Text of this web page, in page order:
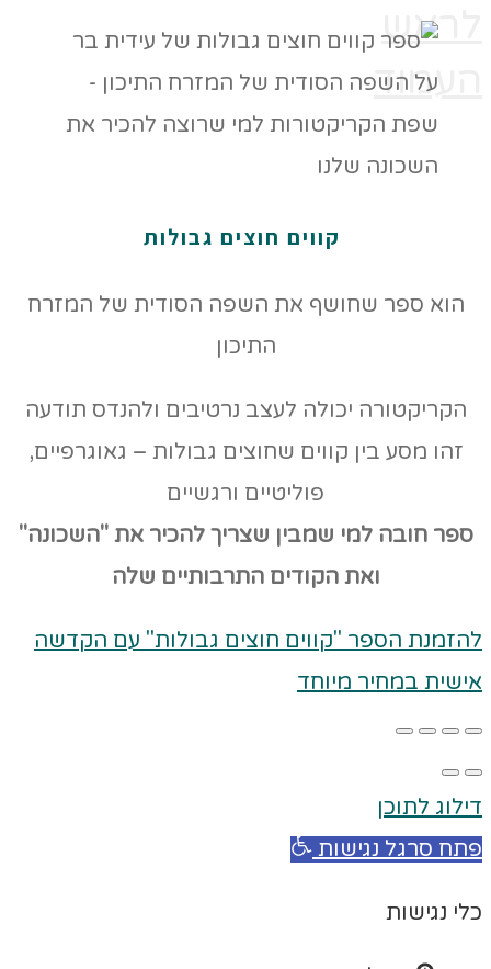
לראש
העמוד
קווים חוצים גבולות
הוא ספר שחושף את השפה הסודית של המזרח
התיכון
הקריקטורה יכולה לעצב נרטיבים ולהנדס תודעה
זהו מסע בין קווים שחוצים גבולות – גאוגרפיים,
פוליטיים ורגשיים
ספר חובה למי שמבין שצריך להכיר את "השכונה"
ואת הקודים התרבותיים שלה
להזמנת הספר "קווים חוצים גבולות" עם הקדשה
אישית במחיר מיוחד
דילוג לתוכן
פתח סרגל נגישות
כלי נגישות